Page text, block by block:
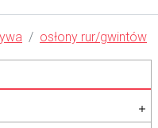
osłony rur/gwintów